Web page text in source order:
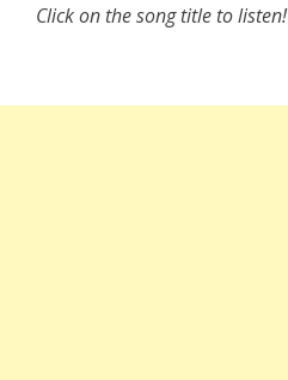
Click on the song title to listen!